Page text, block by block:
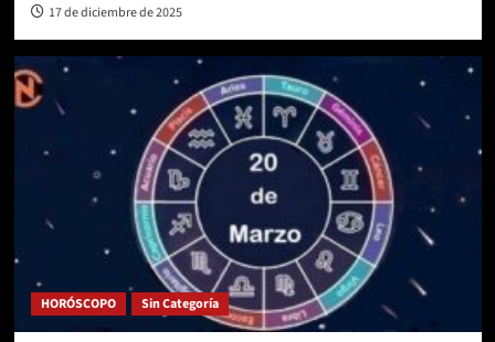
17 de diciembre de 2025
HORÓSCOPO Sin Categoría